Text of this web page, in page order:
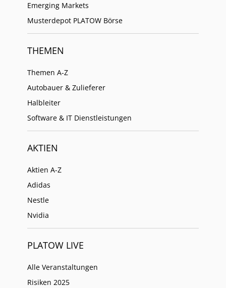
Emerging Markets
Musterdepot PLATOW Börse
THEMEN
Themen A-Z
Autobauer & Zulieferer
Halbleiter
Software & IT Dienstleistungen
AKTIEN
Aktien A-Z
Adidas
Nestle
Nvidia
PLATOW LIVE
Alle Veranstaltungen
Risiken 2025